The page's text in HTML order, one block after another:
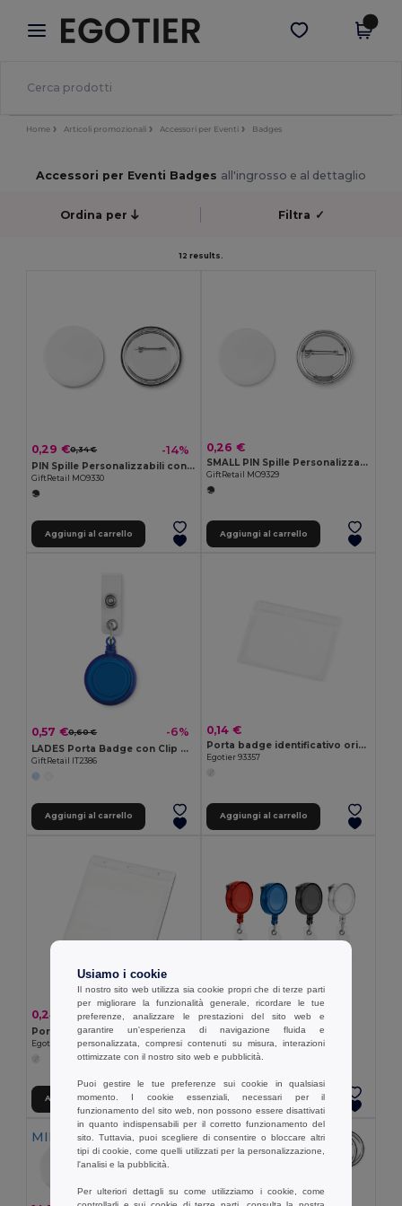
× App Egotier
Prezzi migliori sull'app!
Scarica app
Home Articoli promozionali Accessori per Eventi Badges
Accessori per Eventi Badges all'ingrosso e al dettaglio
Ordina per Filtra ✓
12 results.
0,29 €0,34 € -14%
PIN Spille Personalizzabili con Inlay di Carta
GiftRetail MO9330
Aggiungi al carrello
0,26 €
SMALL PIN Spille Personalizzabili Ø4,4 CM
GiftRetail MO9329
Aggiungi al carrello
0,57 €0,60 € -6%
LADES Porta Badge con Clip Metallica Elegante
GiftRetail IT2386
Aggiungi al carrello
0,14 €
Porta badge identificativo orizzontale in PVC
Egotier 93357
Aggiungi al carrello
0,24 € 0,26 € -7%
Porta badge identificativo verticale in PVC
Egotier 93359
Aggiungi al carrello
0,50 €
Porta badge estensibile
Egotier 53569
Aggiungi al carrello
MIN QTY: 50 MIN QTY: 10
4,60 €
Usiamo i cookie
Il nostro sito web utilizza sia cookie propri che di terze parti
per migliorare la funzionalità generale, ricordare le tue
preferenze, analizzare le prestazioni del sito web e
garantire un'esperienza di navigazione fluida e
personalizzata, compresi contenuti su misura, interazioni
ottimizzate con il nostro sito web e pubblicità.
Puoi gestire le tue preferenze sui cookie in qualsiasi
momento. I cookie essenziali, necessari per il
funzionamento del sito web, non possono essere disattivati
in quanto indispensabili per il corretto funzionamento del
sito. Tuttavia, puoi scegliere di consentire o bloccare altri
tipi di cookie, come quelli utilizzati per la personalizzazione,
l'analisi e la pubblicità.
Per ulteriori dettagli su come utilizziamo i cookie, come